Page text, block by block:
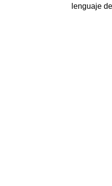
lenguaje